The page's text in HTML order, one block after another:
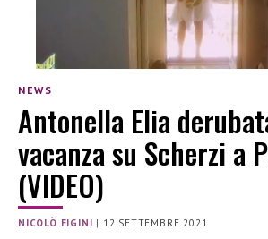
NEWS
Antonella Elia
vacanza su Scherzi a
(VIDEO)
NICOLÒ FIGINI | 12 SETTEMBRE 2021